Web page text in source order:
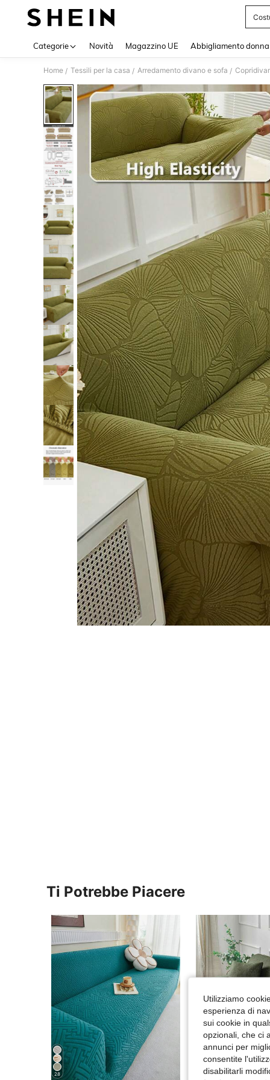
Categorie Novità Magazzino UE Abbigliamento donna
Home / Tessili per la casa / Arredamento divano e sofa /
Ti Potrebbe Piacere
28
Utilizziamo
esperienza di
sui cookie in
opzionali, che ci
annunci per
consentite
disabilitarli